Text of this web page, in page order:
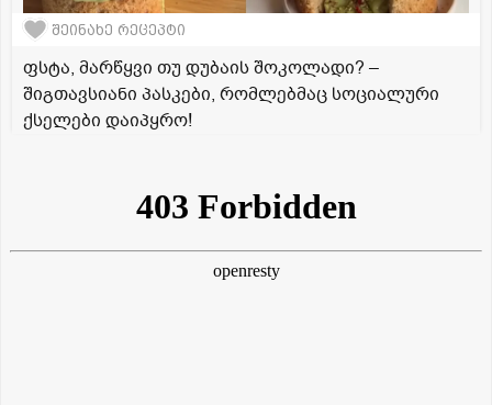
შეინახე რეცეპტი
ფსტა, მარწყვი თუ დუბაის შოკოლადი? –
შიგთავსიანი პასკები, რომლებმაც სოციალური
ქსელები დაიპყრო!